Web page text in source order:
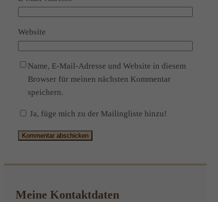
Website
Name, E-Mail-Adresse und Website in diesem
Browser für meinen nächsten Kommentar
speichern.
Ja, füge mich zu der Mailingliste hinzu!
Meine Kontaktdaten